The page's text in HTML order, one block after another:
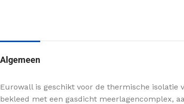
Spouwmuur isolatie
Buitenmuur isolatie VLOERISOLATIE
Algemeen
Eurowall is geschikt voor de thermische
bekleed met een gasdicht meerlagencomplex,